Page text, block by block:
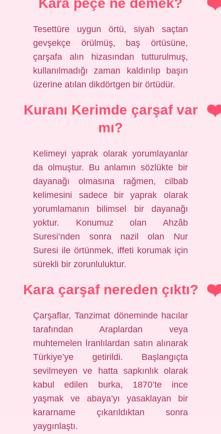
Kara peçe ne demek?
Tesettüre uygun örtü, siyah saçtan
gevşekçe örülmüş, baş örtüsüne,
çarşafa alın hizasından tutturulmuş,
kullanılmadığı zaman kaldırılıp başın
üzerine atılan dikdörtgen bir örtüdür.
Kuranı Kerimde çarşaf var
mı?
Kelimeyi yaprak olarak yorumlayanlar
da olmuştur. Bu anlamın sözlükte bir
dayanağı olmasına rağmen, cilbab
kelimesini sadece bir yaprak olarak
yorumlamanın bilimsel bir dayanağı
yoktur. Konumuz olan Ahzâb
Suresi’nden sonra nazil olan Nur
Suresi ile örtünmek, iffeti korumak için
sürekli bir zorunluluktur.
Kara çarşaf nereden çıktı?
Çarşaflar, Tanzimat döneminde hacılar
tarafından Araplardan veya
muhtemelen İranlılardan satın alınarak
Türkiye’ye getirildi. Başlangıçta
sevilmeyen ve hatta sapkınlık olarak
kabul edilen burka, 1870’te ince
yaşmak ve abaya’yı yasaklayan bir
kararname çıkarıldıktan sonra
yaygınlaştı.